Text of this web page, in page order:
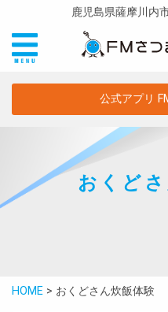
鹿児島県薩摩川内
公式アプリ
おくど
HOME > おくどさん炊飯体験